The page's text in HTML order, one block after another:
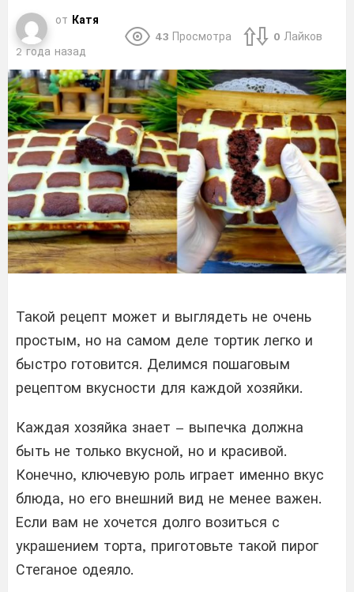
от Катя
2 года назад
43 Просмотра 0 Лайков
Такой рецепт может и выглядеть не очень
простым, но на самом деле тортик легко и
быстро готовится. Делимся пошаговым
рецептом вкусности для каждой хозяйки.
Каждая хозяйка знает – выпечка должна
быть не только вкусной, но и красивой.
Конечно, ключевую роль играет именно вкус
блюда, но его внешний вид не менее важен.
Если вам не хочется долго возиться с
украшением торта, приготовьте такой пирог
Стеганое одеяло.